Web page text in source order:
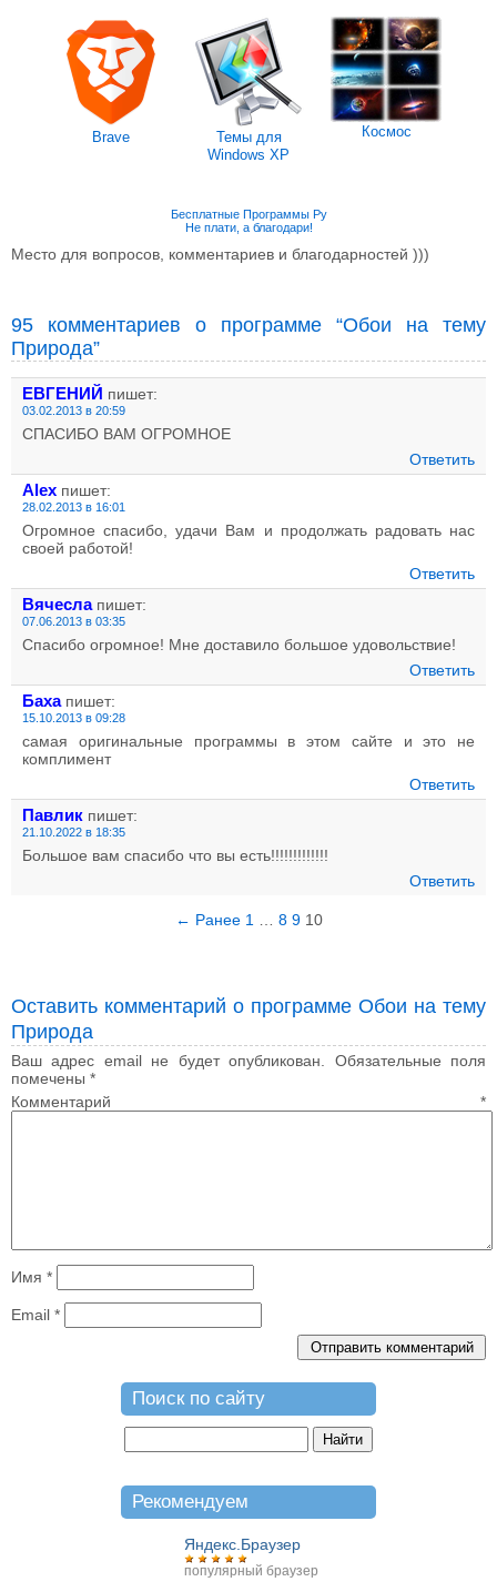
Brave
Темы для
Windows XP
Космос
Бесплатные Программы Ру
Не плати, а благодари!
Место для вопросов, комментариев и благодарностей )))
95 комментариев о программе “Обои на тему
Природа”
ЕВГЕНИЙ пишет:
03.02.2013 в 20:59
СПАСИБО ВАМ ОГРОМНОЕ
Ответить
Alex пишет:
28.02.2013 в 16:01
Огромное спасибо, удачи Вам и продолжать радовать нас
своей работой!
Ответить
Вячесла пишет:
07.06.2013 в 03:35
Спасибо огромное! Мне доставило большое удовольствие!
Ответить
Баха пишет:
15.10.2013 в 09:28
самая оригинальные программы в этом сайте и это не
комплимент
Ответить
Павлик пишет:
21.10.2022 в 18:35
Большое вам спасибо что вы есть!!!!!!!!!!!!!
Ответить
← Ранее 1 8 9 10
Оставить комментарий о программе Обои на тему
Природа
Ваш адрес email не будет опубликован.
Обязательные поля
помечены *
Комментарий *
Имя *
Email *
Поиск по сайту
Рекомендуем
Яндекс.Браузер
популярный браузер